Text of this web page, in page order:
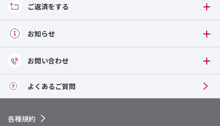
ご返済をする
お知らせ
お問い合わせ
よくあるご質問
各種規約